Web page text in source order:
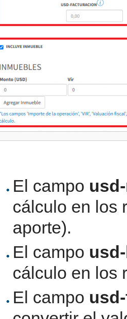
El campo
cálculo en los
aporte).
El campo
cálculo en los
El campo